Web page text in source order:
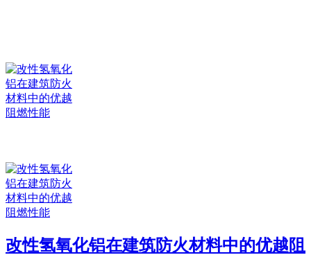
改性氢氧化铝在建筑防火材料中的优越阻